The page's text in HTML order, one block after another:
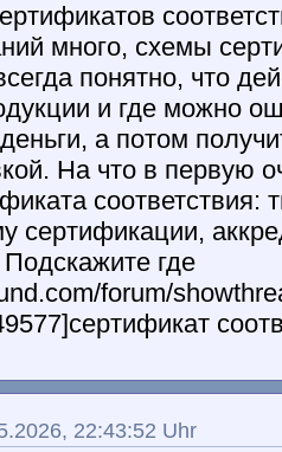
много, схемы
понятно, что
и где можно
а потом
На что в первую
соответствия:
сертификации,
где
forum/
22:43:52 Uhr